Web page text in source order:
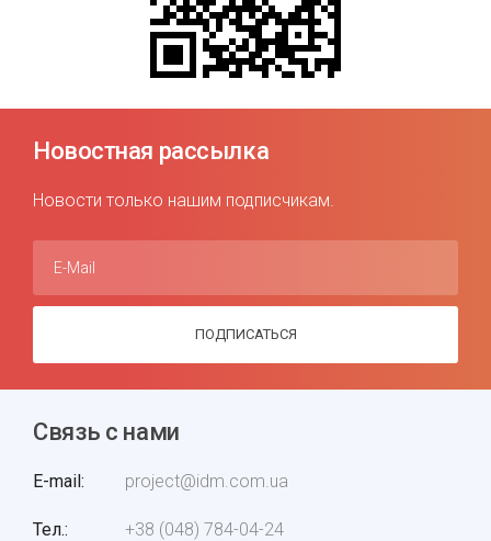
Новостная рассылка
Новости только нашим подписчикам.
E-Mail
ПОДПИСАТЬСЯ
Связь с нами
E-mail project@idm.com.ua
Тел.
+38 (048) 784-04-24